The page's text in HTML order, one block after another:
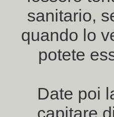
sanitario,
quando lo
potete
Date poi
capitare